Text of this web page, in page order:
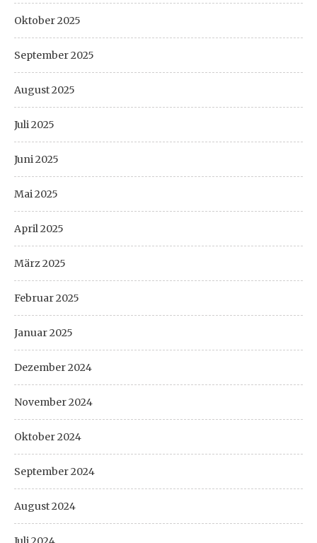
Oktober 2025
September 2025
August 2025
Juli 2025
Juni 2025
Mai 2025
April 2025
März 2025
Februar 2025
Januar 2025
Dezember 2024
November 2024
Oktober 2024
September 2024
August 2024